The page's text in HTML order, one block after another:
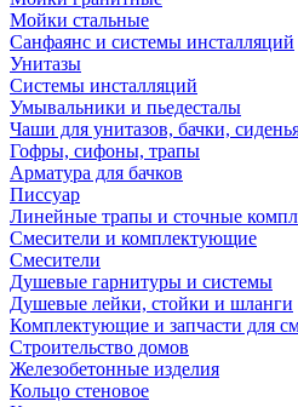
Мойки стальные
Санфаянс и системы инсталляций
Унитазы
Системы инсталляций
Умывальники и пьедесталы
Чаши для унитазов, бачки,
Гофры, сифоны, трапы
Арматура для бачков
Писсуар
Линейные трапы и сточные
Смесители и комплектующие
Смесители
Душевые гарнитуры и системы
Душевые лейки, стойки и шланги
Комплектующие и запчасти для
Строительство домов
Железобетонные изделия
Кольцо стеновое